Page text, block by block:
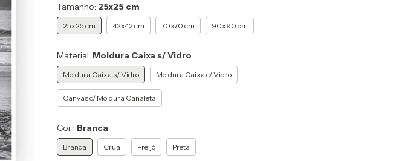
Tamanho: 25x25 cm
25x25 cm 42x42 cm 70x70 cm 90x90 cm
Material: Moldura Caixa s/ Vidro
Moldura Caixa s/ Vidro Moldura Caixa c/ Vidro
Canvas c/ Moldura Canaleta
Cor : Branca
Branca Crua Freijó Preta